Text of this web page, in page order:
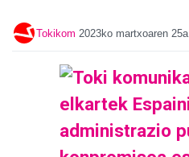
Tokikom 2023ko martxoaren 25a